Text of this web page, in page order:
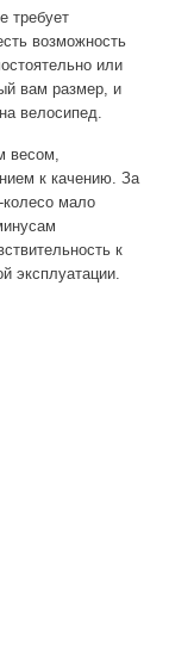
требует
возможность
или
вам размер, и
велосипед.
весом,
к качению. За
колесо мало
к
эксплуатации.